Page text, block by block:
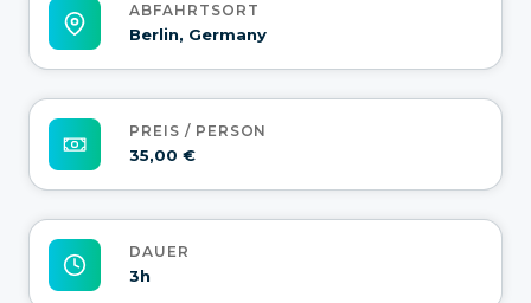
ABFAHRTSORT
Berlin, Germany
PREIS / PERSON
35,00 €
DAUER
3h